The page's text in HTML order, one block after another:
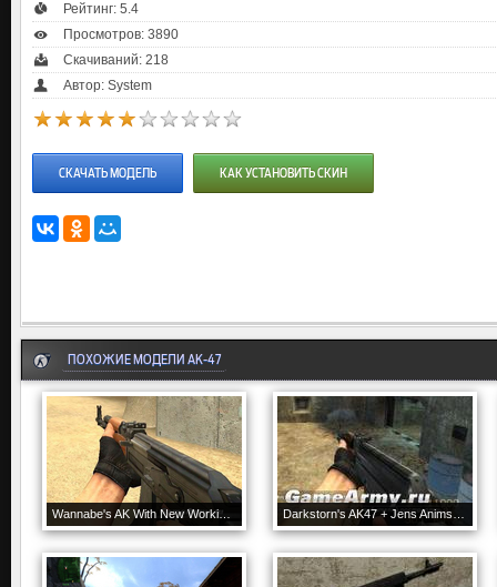
Рейтинг: 5.4
Просмотров: 3890
Скачиваний: 218
Автор: System
СКАЧАТЬ МОДЕЛЬ КАК УСТАНОВИТЬ СКИН
ПОХОЖИЕ МОДЕЛИ AK-47
Wannabe's AK With New Working Wees